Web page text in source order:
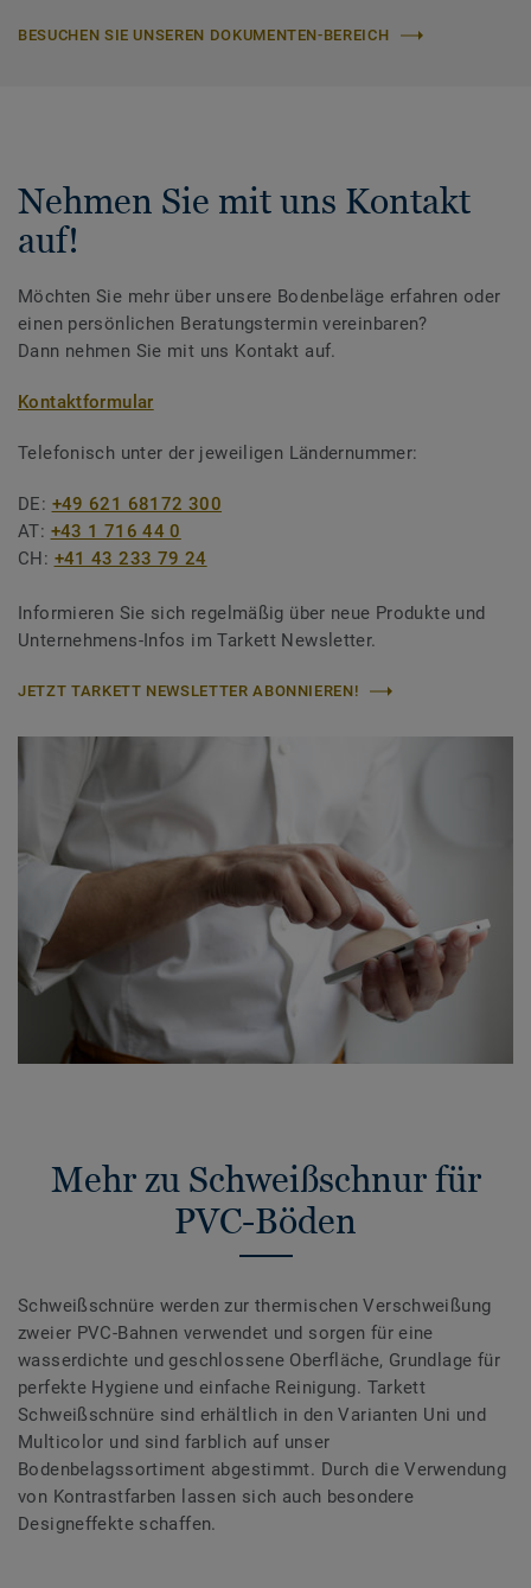
BESUCHEN SIE UNSEREN DOKUMENTEN-BEREICH
Nehmen Sie mit uns Kontakt
auf!
Möchten Sie mehr über unsere Bodenbeläge erfahren oder
einen persönlichen Beratungstermin vereinbaren?
Dann nehmen Sie mit uns Kontakt auf.
Kontaktformular
Telefonisch unter der jeweiligen Ländernummer:
DE: +49 621 68172 300
AT: +43 1 716 44 0
CH: +41 43 233 79 24
Informieren Sie sich regelmäßig über neue Produkte und
Unternehmens-Infos im Tarkett Newsletter.
JETZT TARKETT NEWSLETTER ABONNIEREN!
Mehr zu Schweißschnur für
PVC-Böden
Schweißschnüre werden zur thermischen Verschweißung
zweier PVC-Bahnen verwendet und sorgen für eine
wasserdichte und geschlossene Oberfläche, Grundlage für
perfekte Hygiene und einfache Reinigung. Tarkett
Schweißschnüre sind erhältlich in den Varianten Uni und
Multicolor und sind farblich auf unser
Bodenbelagssortiment abgestimmt. Durch die Verwendung
von Kontrastfarben lassen sich auch besondere
Designeffekte schaffen.